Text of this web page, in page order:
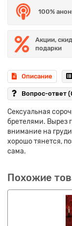
100%
Акции,
подарки
Описание
Вопрос-ответ
Сексуальная
бретелями. Вырез
внимание на
хорошо тянется,
сама.
Похожие